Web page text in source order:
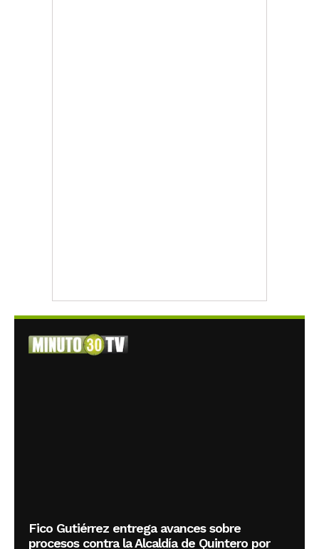
Fico Gutiérrez entrega avances sobre
procesos contra la Alcaldía de Quintero por